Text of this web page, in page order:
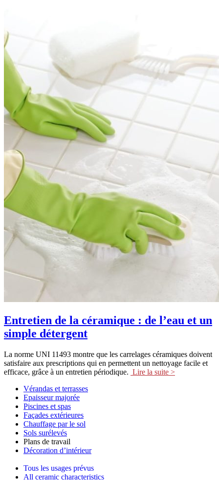
Entretien de la céramique : de l’eau et un
simple détergent
La norme UNI 11493 montre que les carrelages céramiques doivent
satisfaire aux prescriptions qui en permettent un nettoyage facile et
efficace, grâce à un entretien périodique. Lire la suite >
Vérandas et terrasses
Epaisseur majorée
Piscines et spas
Façades extérieures
Chauffage par le sol
Sols surélevés
Plans de travail
Décoration d’intérieur
Tous les usages prévus
All ceramic characteristics